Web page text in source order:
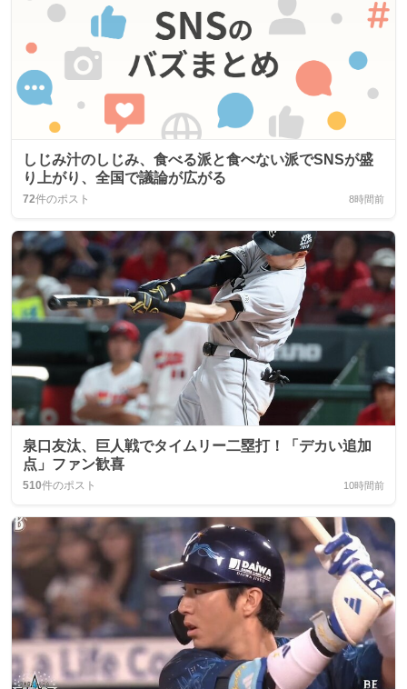
しじみ汁のしじみ、食べる派と食べない派でSNSが盛
り上がり、全国で議論が広がる
72件のポスト 8時間前
泉口友汰、巨人戦でタイムリー二塁打！「デカい追加
点」ファン歓喜
510件のポスト 10時間前